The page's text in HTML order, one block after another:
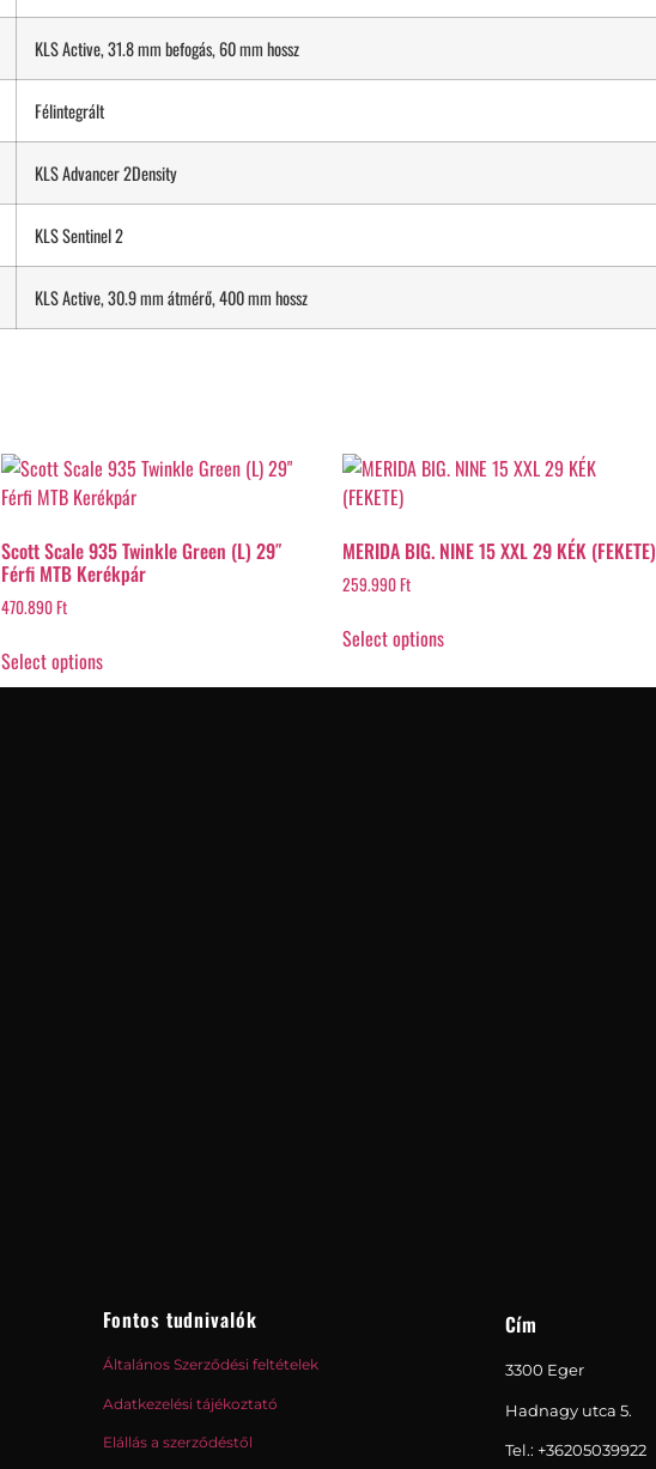
KLS Active, 31.8 mm befogás, 60 mm hossz
Félintegrált
KLS Advancer 2Density
KLS Sentinel 2
KLS Active, 30.9 mm átmérő, 400 mm hossz
Scott Scale 935 Twinkle Green (L) 29″
Férfi MTB Kerékpár
470.890Ft
Select options
MERIDA BIG. NINE 15 XXL 29 KÉK (FEKETE)
259.990Ft
Select options
Fontos tudnivalók
Általános Szerződési feltételek
Adatkezelési tájékoztató
Elállás a szerződéstől
Cím
3300 Eger
Hadnagy utca 5.
Tel.: +36205039922